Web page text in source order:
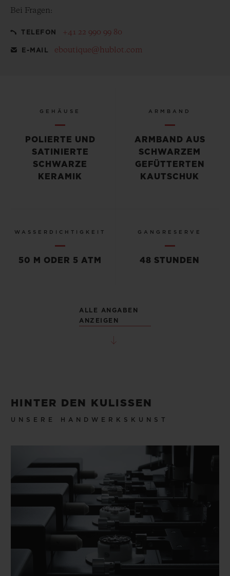
Bei Fragen:
TELEFON +41 22 990 99 80
E-MAIL eboutique@hublot.com
GEHÄUSE
POLIERTE UND
SATINIERTE
SCHWARZE
KERAMIK
ARMBAND
ARMBAND AUS
SCHWARZEM
GEFÜTTERTEN
KAUTSCHUK
WASSERDICHTIGKEIT
50 M ODER 5 ATM
GANGRESERVE
48 STUNDEN
ALLE ANGABEN
ANZEIGEN
HINTER DEN KULISSEN
UNSERE HANDWERKSKUNST